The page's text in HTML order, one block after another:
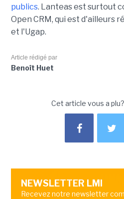
publics. Lanteas est surtout
Open CRM, qui est d'ailleurs
et l'Ugap.
Article rédigé par
Benoît Huet
Cet article vous a plu?
NEWSLETTER LMI
Recevez notre newsletter